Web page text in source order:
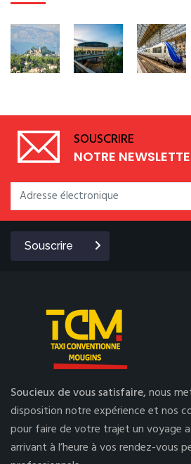
SOUSCRIRE
NOTRE
Souscrire
Soucieux de vous satisfaire,nous
disposition notre expérience et nos
pour faire de votre trajet un voyage
arrivant à l’heure à vos rendez-vous